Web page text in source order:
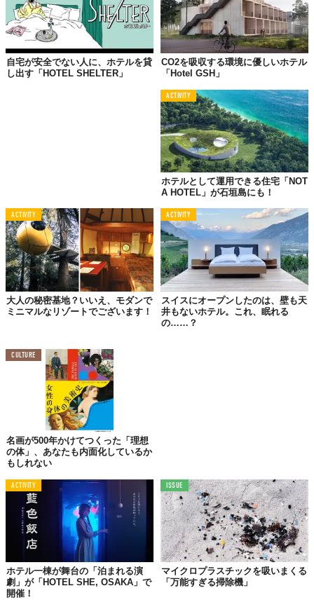
©2018 Hotel de Glace
©2018 Hotel de Glace
自宅が安全でない人に、ホテルを貸
し出す「HOTEL SHELTER」
CO2を吸収する環境に優しいホテル
「Hotel GSH」
ACTIVITY
ホテルとして運用できる住宅「NOT
A HOTEL」が石垣島にも！
ACTIVITY
大人の秘密基地？いいえ、モダンで
ミニマルなリゾートでございます！
ACTIVITY
スイスにオープンしたのは、壁も天
井もないホテル。これ、眠れる
の……？
CULTURE
名画が500年かけてつくった「理想
の体」、あなたも内面化しているか
もしれない
ACTIVITY
ホテル一棟が舞台の「泊まれる演
劇」が「HOTEL SHE, OSAKA」で
開催！
ISSUE
マイクロプラスチックを吸いまくる
「万能すぎる掃除機」